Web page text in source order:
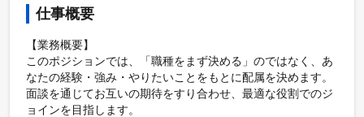
仕事概要
【業務概要】
このポジションでは、「職種をまず決める」のではなく、あ
なたの経験・強み・やりたいことをもとに配属を決めます。
面談を通じてお互いの期待をすり合わせ、最適な役割でのジ
ョインを目指します。